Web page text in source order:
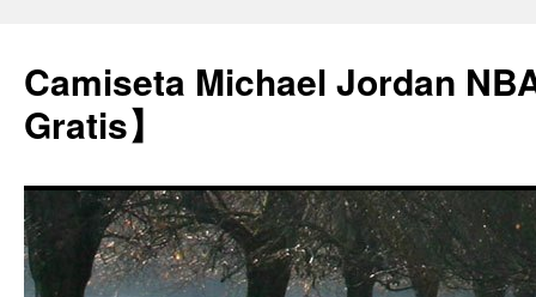
Camiseta Michael Jordan
Gratis】